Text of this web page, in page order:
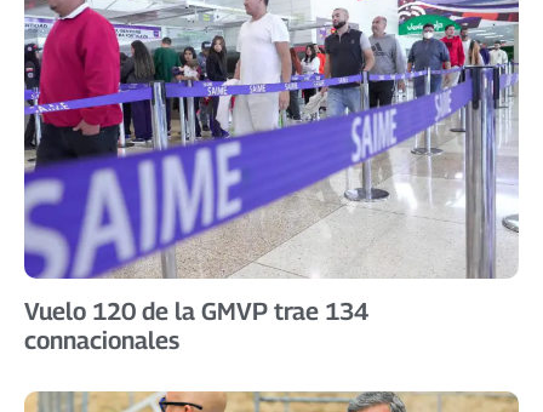
Vuelo 120 de la GMVP trae 134
connacionales